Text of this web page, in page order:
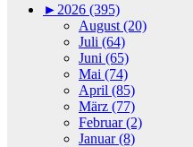
► 2026 (395)
August (20)
Juli (64)
Juni (65)
Mai (74)
April (85)
März (77)
Februar (2)
Januar (8)